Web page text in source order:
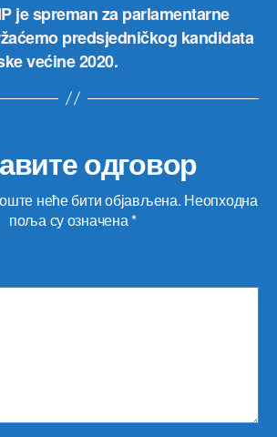
je spreman za parlamentarne
predsjedničkog kandidata
većine 2020.
одговор
неће бити објављена. Неопходна
поља су означена*